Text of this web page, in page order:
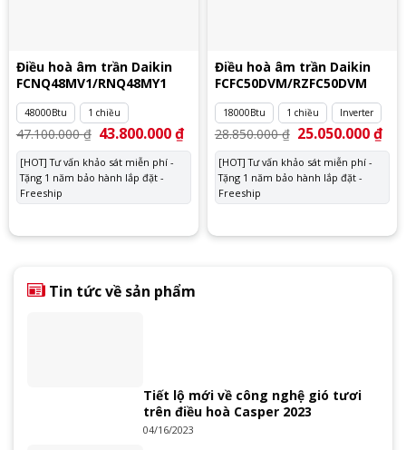
Điều hoà âm trần Daikin
FCNQ48MV1/RNQ48MY1
48000Btu 1 chiều
47.100.000₫ Giá
gốc
là:
47.100.000 ₫.
43.800.000₫Giá
tại
43.800.000 ₫.
[HOT] Tư vấn khảo sát miễn phí -
Tặng 1 năm bảo hành lắp đặt -
Freeship
Điều hoà âm trần Daikin
FCFC50DVM/RZFC50DVM
18000Btu 1 chiều Inverter
28.850.000₫ Giá
gốc
là:
28.850.000 ₫.
25.050.000₫Giá
tại
[HOT] Tư vấn khảo sát miễn phí -
Tặng 1 năm bảo hành lắp đặt -
Freeship
Tin tức về sản phẩm
Tiết lộ mới về công nghệ gió tươi
trên điều hoà Casper 2023
04/16/2023